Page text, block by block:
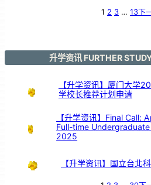
1 2 3 … 13下
升学资讯 FURTHER
【升学资讯】厦门大学
学校长推荐计划申请
【升学资讯】Final
Full-time
2025
【升学资讯】国立台北